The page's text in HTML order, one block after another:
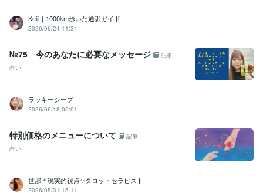
Keiji｜1000km歩いた通訳ガイド
2026/06/24 11:34
№75 今のあなたに必要なメッセージ
記事
占い
ラッキーシープ
2026/06/18 06:01
特別価格のメニューについて
記事
占い
世那＊現実的視点✨タロットセラピスト
2026/05/31 15:11